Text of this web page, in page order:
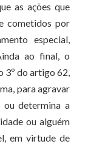
as ações que
cometidos por
especial,
ao final, o
3º do artigo 62,
para agravar
ou determina a
ou alguém
em virtude de